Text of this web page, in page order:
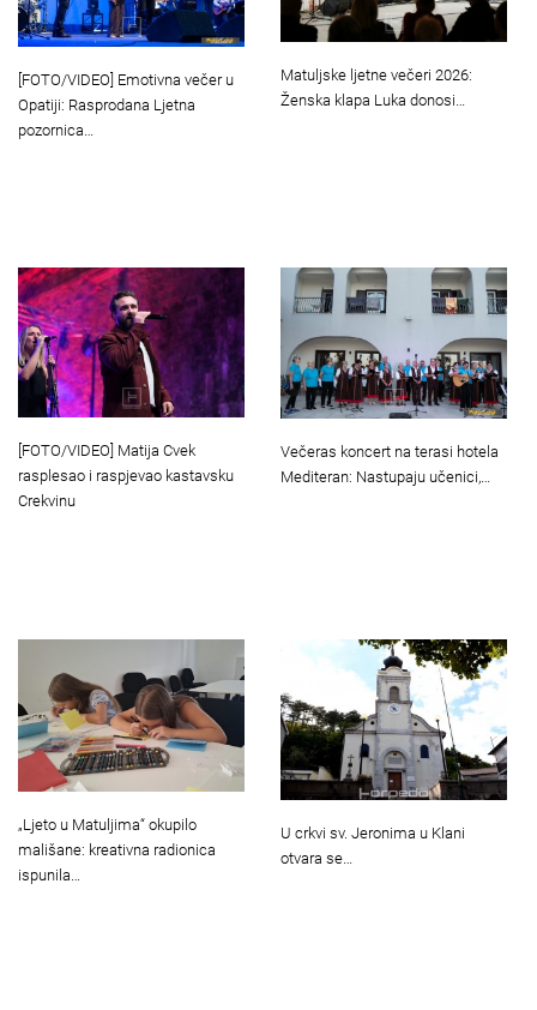
[FOTO/VIDEO] Emotivna večer u
Opatiji: Rasprodana Ljetna
pozornica…
Matuljske ljetne večeri 2026:
Ženska klapa Luka donosi…
[FOTO/VIDEO] Matija Cvek
rasplesao i raspjevao kastavsku
Crekvinu
Večeras koncert na terasi hotela
Mediteran: Nastupaju učenici,…
„Ljeto u Matuljima“ okupilo
mališane: kreativna radionica
ispunila…
U crkvi sv. Jeronima u Klani
otvara se…